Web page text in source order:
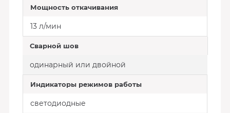
Мощность откачивания
13 л/мин
Сварной шов
одинарный или двойной
Индикаторы режимов работы
светодиодные